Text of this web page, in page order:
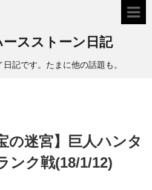
スストーン日記
記です。たまに他の話題も。
の迷宮】巨人ハンタ
ンク戦(18/1/12)